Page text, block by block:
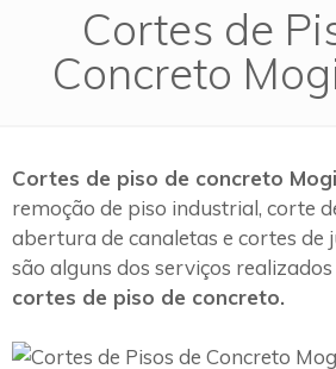
Cortes de
Concreto
Cortes de piso de concreto
remoção de piso industrial, corte
abertura de canaletas e cortes de
são alguns dos serviços
cortes de piso de concreto.